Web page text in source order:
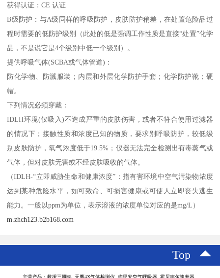
获得认证：CE 认证
B级防护：与A级同样的呼吸防护，皮肤防护稍差，在处置危险品过
程时需要的低防护级别（此处的低是强调工作性质是直接“处置”化学
品，不是说它是4个级别中低一个级别）。
提供呼吸气体(SCBA或气体管道)：
防化学物、防溅服装；内层和外层化学防护手套；化学防护靴；硬
帽。
下列情况必须穿戴：
IDLH环境(仅吸入)不造成严重的皮肤伤害，或者不符合使用过滤器
的情况下；接触性质和浓度已知的物质，要求别呼吸防护，较低级
别皮肤防护，氧气浓度低于19.5%；仪器无法完全检测出有毒蒸气或
气体，但对皮肤无害或不经皮肤吸收的气体。
（IDLH-“立即威胁生命和健康浓度”：指有害环境中空气污染物浓度
达到某种危险水平，如可致命、可损害健康或可使人立即丧失逃生
能力。一般以ppm为单位，表示溶液的浓度单位对应的是mg/L）
m.zhch123.b2b168.com
Top
主营产品：救援三脚架 天鹰4X气体检测仪 梅思安空气呼吸器 霍尼韦尔速差器